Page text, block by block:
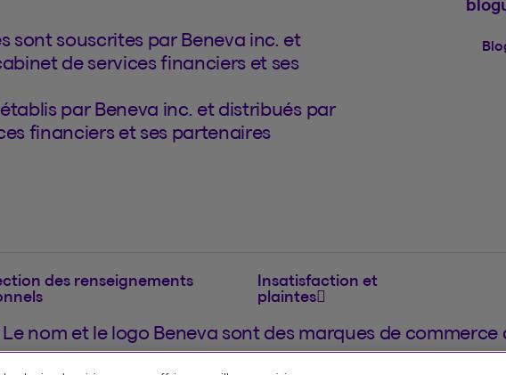
sont souscrites par Beneva inc. et
de services financiers et ses
par Beneva inc. et distribués par
financiers et ses partenaires
des renseignements
Insatisfaction et
plaintes
nom et le logo Beneva sont des marques de commerce